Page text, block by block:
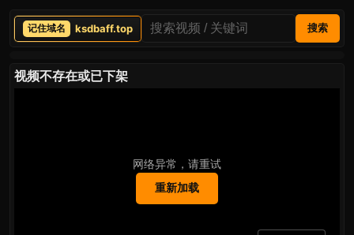
ksdbaff.top 搜索
视频不存在或已下架
网络异常，请重试
重新加载